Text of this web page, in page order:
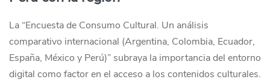
La “Encuesta de Consumo Cultural. Un análisis
comparativo internacional (Argentina, Colombia, Ecuador,
España, México y Perú)” subraya la importancia del entorno
digital como factor en el acceso a los contenidos culturales.